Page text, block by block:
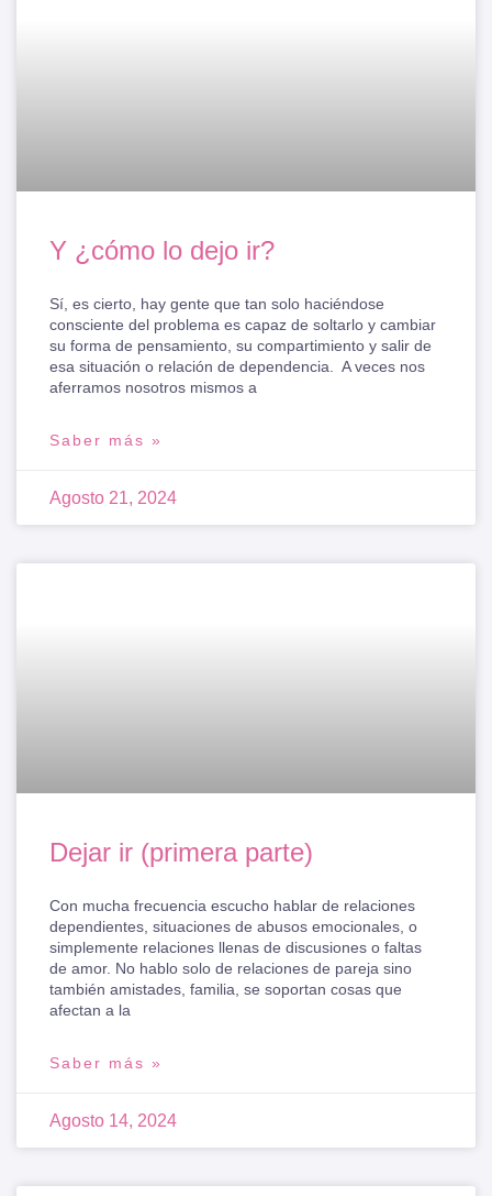
Y ¿cómo lo dejo ir?
Sí, es cierto, hay gente que tan solo haciéndose
consciente del problema es capaz de soltarlo y cambiar
su forma de pensamiento, su compartimiento y salir de
esa situación o relación de dependencia. A veces nos
aferramos nosotros mismos a
Saber más »
Agosto 21, 2024
Dejar ir (primera parte)
Con mucha frecuencia escucho hablar de relaciones
dependientes, situaciones de abusos emocionales, o
simplemente relaciones llenas de discusiones o faltas
de amor. No hablo solo de relaciones de pareja sino
también amistades, familia, se soportan cosas que
afectan a la
Saber más »
Agosto 14, 2024